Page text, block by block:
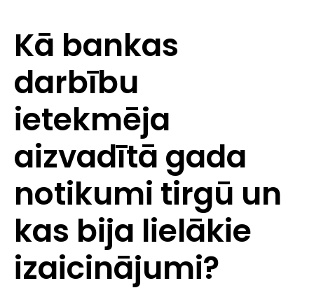
Kā bankas
darbību
ietekmēja
aizvadītā gada
notikumi tirgū un
kas bija lielākie
izaicinājumi?